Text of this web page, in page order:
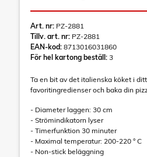
Art. nr: PZ-2881
Tillv. art. nr: PZ-2881
EAN-kod: 8713016031860
För hel kartong beställ: 3
Ta en bit av det italienska köket i
favoritingredienser och baka din
- Diameter laggen: 30 cm
- Strömindikatorn lyser
- Timerfunktion 30 minuter
- Maximal temperatur: 200-220 ° C
- Non-stick beläggning